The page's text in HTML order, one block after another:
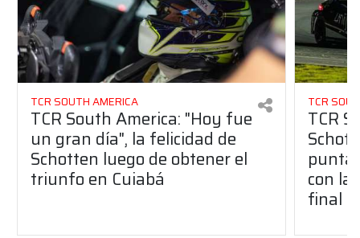
TCR SOUTH AMERICA
TCR South America: "Hoy fue
un gran día", la felicidad de
Schotten luego de obtener el
triunfo en Cuiabá
TCR
TCR
punta
con la
final